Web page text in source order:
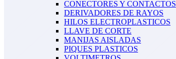
CONECTORES Y CONTACTOS
DERIVADORES DE RAYOS
HILOS ELECTROPLASTICOS
LLAVE DE CORTE
MANIJAS AISLADAS
PIQUES PLASTICOS